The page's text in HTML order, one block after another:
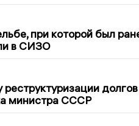
при которой был
в СИЗО
министра СССР